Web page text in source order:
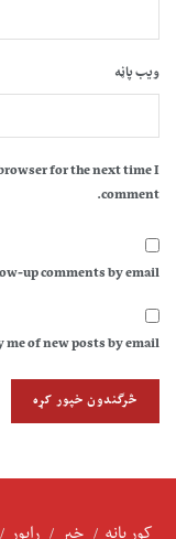
ویب پاڼه
for the next time I
comment.
up comments by email.
of new posts by email.